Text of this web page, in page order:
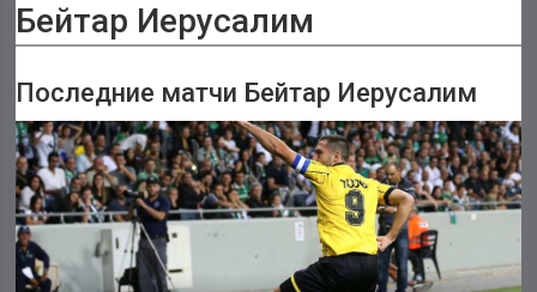
Бейтар Иерусалим
Последние матчи Бейтар Иерусалим